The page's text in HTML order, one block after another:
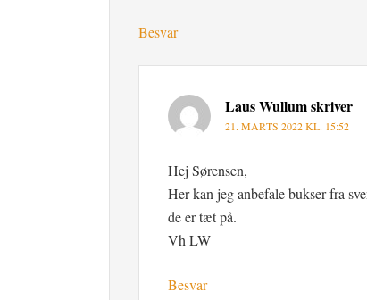
Besvar
Laus Wullumskriver
21. MARTS 2022 KL. 15:52
Hej Sørensen,
Her kan jeg anbefale bukser fra
de er tæt på.
Vh LW
Besvar